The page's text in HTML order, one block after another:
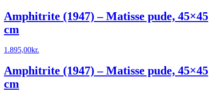
Amphitrite (1947) – Matisse pude, 45×45
cm
1.895,00kr.
Amphitrite (1947) – Matisse pude, 45×45
cm